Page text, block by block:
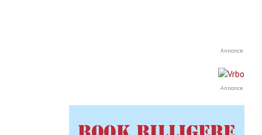
Annonce
Annonce